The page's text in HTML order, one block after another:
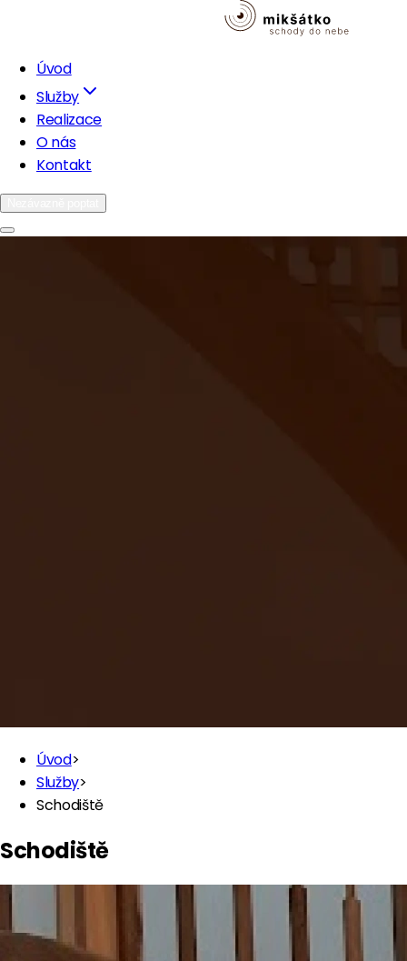
Úvod
Služby
Realizace
O nás
Kontakt
Úvod>
Služby>
Schodiště
Schodiště